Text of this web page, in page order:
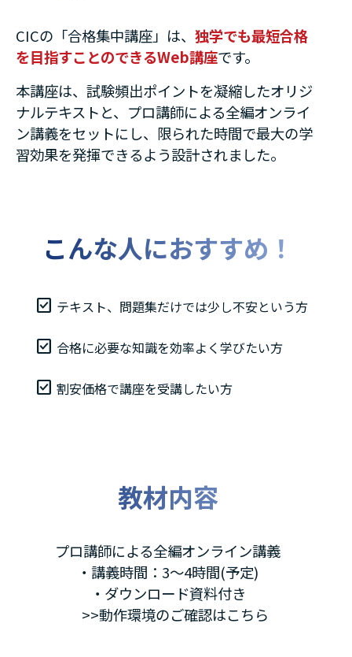
CICの「合格集中講座」は、 独学でも最短合格
を目指すことのできるWeb講座です。
本講座は、試験頻出ポイントを凝縮したオリジ
ナルテキストと、プロ講師による全編オンライ
ン講義をセットにし、限られた時間で最大の学
習効果を発揮できるよう設計されました。
こんな人におすすめ！
テキスト、問題集だけでは少し不安という方
合格に必要な知識を効率よく学びたい方
割安価格で講座を受講したい方
教材内容
プロ講師による全編オンライン講義
・講義時間：3～4時間(予定)
・ダウンロード資料付き
>>動作環境のご確認はこちら